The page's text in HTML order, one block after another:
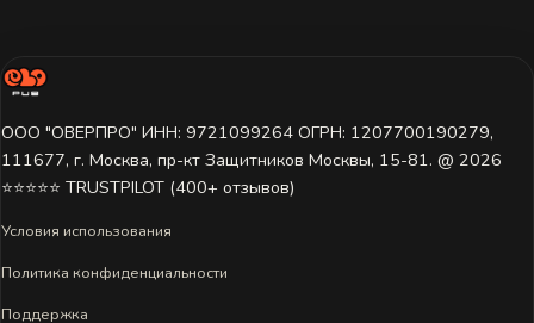
ООО "ОВЕРПРО" ИНН: 9721099264 ОГРН: 1207700190279,
111677, г. Москва, пр-кт Защитников Москвы, 15-81. @ 2026 ㅤ
⭐⭐⭐⭐⭐ TRUSTPILOT (400+ отзывов)
Условия использования
Политика конфиденциальности
Поддержка